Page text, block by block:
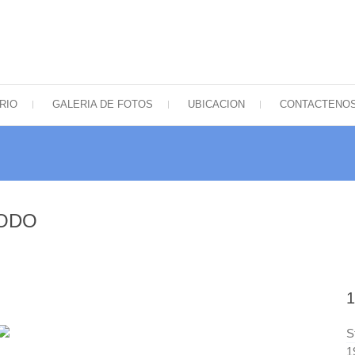
GALERIA DE FOTOS UBICACION